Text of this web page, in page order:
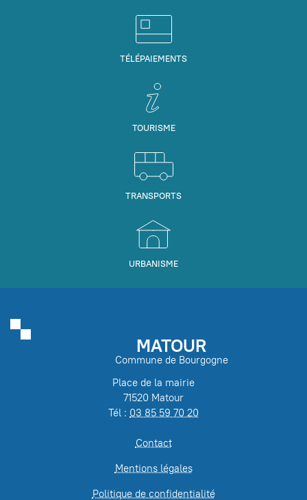
TÉLÉPAIEMENTS
TOURISME
TRANSPORTS
URBANISME
MATOUR
Commune de Bourgogne
Place de la mairie
71520 Matour
Tél : 03 85 59 70 20
Contact
Mentions légales
Politique de confidentialité